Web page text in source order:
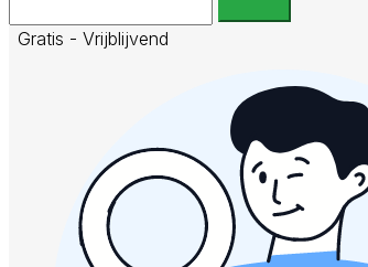
Gratis - Vrijblijvend